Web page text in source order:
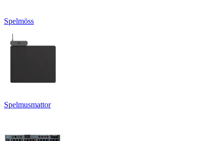
Spelmöss
Spelmusmattor